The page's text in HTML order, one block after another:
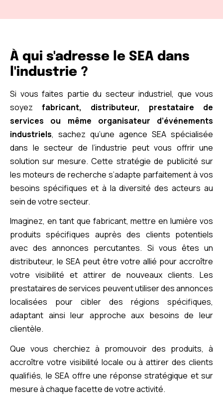
À qui s'adresse le SEA dans
l'industrie ?
Si vous faites partie du secteur industriel, que vous
soyez fabricant, distributeur, prestataire de
services ou même organisateur d’événements
industriels, sachez qu’une agence SEA spécialisée
dans le secteur de l’industrie peut vous offrir une
solution sur mesure. Cette stratégie de publicité sur
les moteurs de recherche s’adapte parfaitement à vos
besoins spécifiques et à la diversité des acteurs au
sein de votre secteur.
Imaginez, en tant que fabricant, mettre en lumière vos
produits spécifiques auprès des clients potentiels
avec des annonces percutantes. Si vous êtes un
distributeur, le SEA peut être votre allié pour accroître
votre visibilité et attirer de nouveaux clients. Les
prestataires de services peuvent utiliser des annonces
localisées pour cibler des régions spécifiques,
adaptant ainsi leur approche aux besoins de leur
clientèle.
Que vous cherchiez à promouvoir des produits, à
accroître votre visibilité locale ou à attirer des clients
qualifiés, le SEA offre une réponse stratégique et sur
mesure à chaque facette de votre activité.